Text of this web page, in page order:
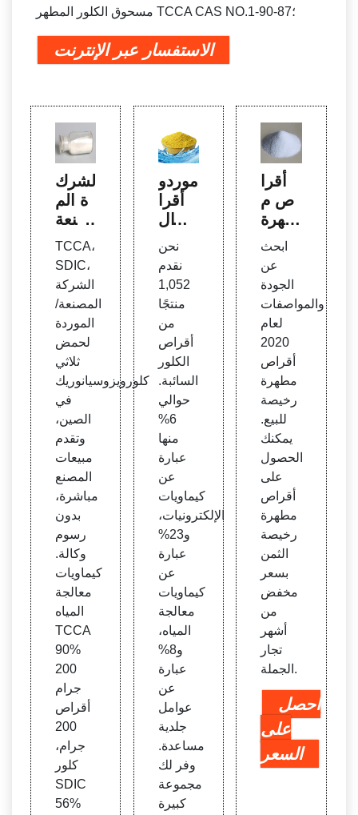
مسحوق الكلور المطهر TCCA CAS NO.؛87-90-1
الاستفسار عبر الإنترنت
الشرك
ة الم
صنعة
الصين
ية TC
CA،
SDI
ساعد
حمام
السبا
حة
TCCA،
SDIC،
الشركة
المصنعة/
الموردة
لحمض
ثلاثي
كلورويزوسيانوريك
في
الصين،
وتقدم
مبيعات
المصنع
مباشرة،
بدون
رسوم
وكالة.
كيماويات
معالجة
المياه
TCCA
90%
200
جرام
أقراص
200
جرام،
كلور
SDIC
56%
موردو
أقرا
ص ال
لسائب
ة، وأق
راص
الكلور
السائ
بة
نحن
نقدم
1,052
منتجًا
من
أقراص
الكلور
السائبة.
حوالي
6%
منها
عبارة
عن
كيماويات
الإلكترونيات،
و23%
عبارة
عن
كيماويات
معالجة
المياه،
و8%
عبارة
عن
عوامل
جلدية
مساعدة.
وفر لك
مجموعة
كبيرة
أقرا
ص م
طهرة
رخيص
ة للب
يع - ا
لأفض
ل لعا
م 202
ابحث
عن
الجودة
والمواصفات
لعام
2020
أقراص
مطهرة
رخيصة
للبيع.
يمكنك
الحصول
على
أقراص
مطهرة
رخيصة
الثمن
بسعر
مخفض
من
أشهر
تجار
الجملة.
احصل
على
السعر